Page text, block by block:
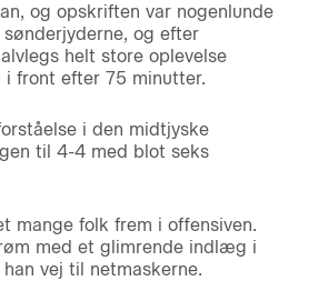
og opskriften var nogenlunde
og efter
helt store oplevelse
front efter 75 minutter.
i den midtjyske
til 4-4 med blot seks
mange folk frem i offensiven.
med et glimrende indlæg i
vej til netmaskerne.